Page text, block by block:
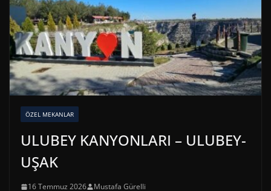
ÖZEL MEKANLAR
ULUBEY KANYONLARI – ULUBEY-
UŞAK
16 Temmuz 2026 Mustafa Gürelli